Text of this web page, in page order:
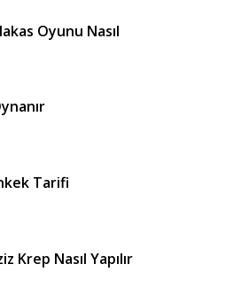
Oyunu Nasıl
Tarifi
Krep Nasıl Yapılır